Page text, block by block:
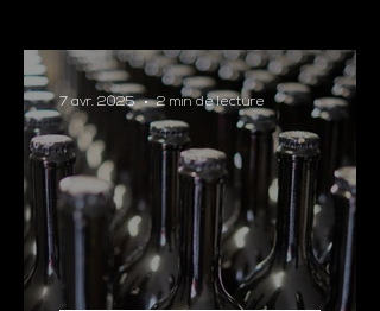
7 avr. 2025 2 min de lecture